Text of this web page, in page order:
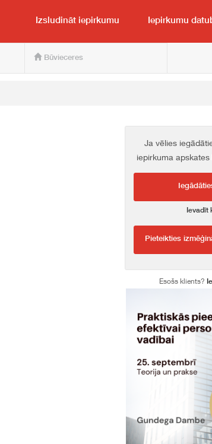
un pārdevējam
Izsludināt iepirkumu Iepirkumu
Būvieceres
Ja vēlies
iepirkuma
Ievadīt
Pieteikties
Esošs klients?